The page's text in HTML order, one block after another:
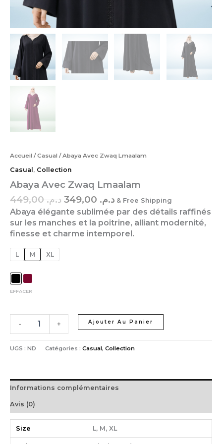
Accueil /Casual / Abaya Avec Zwaq Lmaalam
Casual , Collection
Abaya Avec Zwaq Lmaalam
د.م.449,00 د.م. & Free Shipping
Abaya élégante sublimée par des détails raffinés
sur les manches et la poitrine, alliant modernité,
finesse et charme intemporel.
L M XL
EFFACER
- + Ajouter Au Panier
UGS : ND Catégories : Casual, Collection
Informations complémentaires
Avis (0)
Size L, M, XL